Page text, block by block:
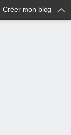
Créer mon blog